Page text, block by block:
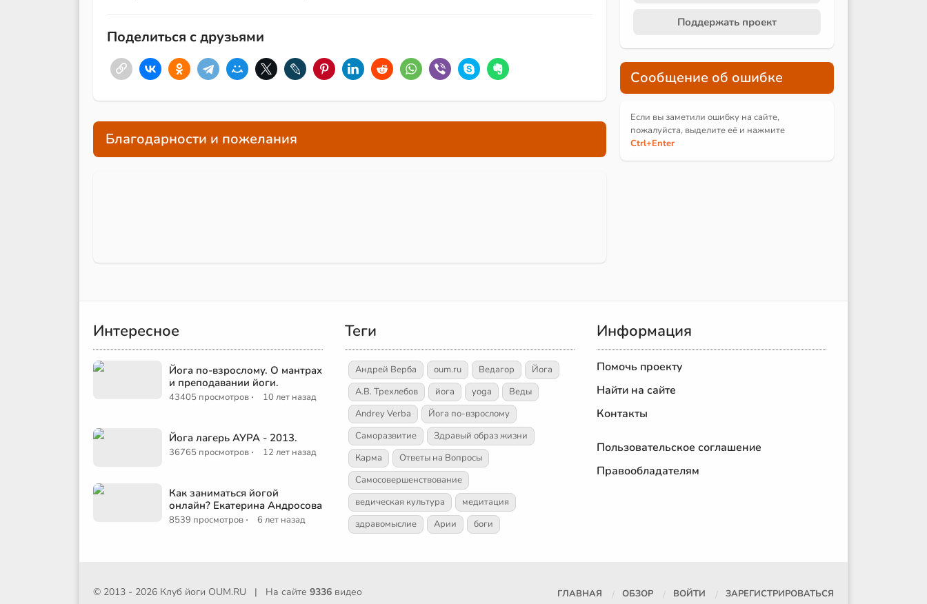
Поделиться с друзьями
Благодарности и пожелания
Поддержать проект
Сообщение об ошибке
Если вы заметили ошибку на сайте,
пожалуйста, выделите её и нажмите
Ctrl+Enter
Интересное
Йога по-взрослому. О мантрах
и преподавании йоги.
43405 просмотров · 10 лет назад
Йога лагерь АУРА - 2013.
36765 просмотров · 12 лет назад
Как заниматься йогой
онлайн? Екатерина Андросова
8539 просмотров · 6 лет назад
Теги
Андрей Верба oum.ru Ведагор
Йога
А.В. Трехлебов
йога yoga
Веды
Andrey Verba
Йога по-взрослому
Саморазвитие
Здравый образ жизни
Карма
Ответы на Вопросы
Самосовершенствование
ведическая культура
медитация
здравомыслие
Арии боги
Информация
Помочь проекту
Найти на сайте
Контакты
Пользовательское соглашение
Правообладателям
ГЛАВНАЯ ОБЗОР ВОЙТИ ЗАРЕГИСТРИРОВАТЬСЯ
© 2013 - 2026 Клуб йоги OUM.RU | На сайте 9336 видео